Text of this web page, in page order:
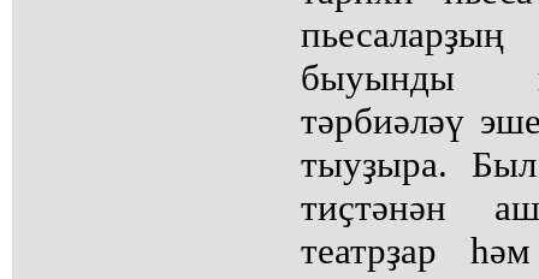
быуынды
тәрбиәләү
тыуҙыра.
тиҫтәнән
театрҙар